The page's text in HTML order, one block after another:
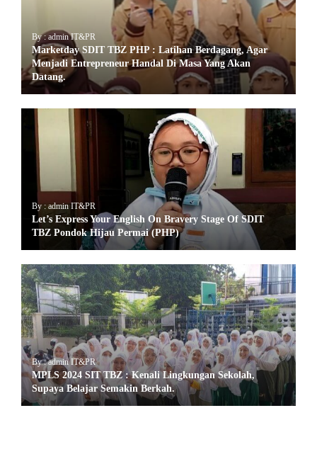
By : admin IT&PR
Marketday SDIT TBZ PHP : Latihan Berdagang, Agar
Menjadi Entrepreneur Handal Di Masa Yang Akan
Datang.
By : admin IT&PR
Let’s Express Your English On Bravery Stage Of SDIT
TBZ Pondok Hijau Permai (PHP)
By : admin IT&PR
MPLS 2024 SIT TBZ : Kenali Lingkungan Sekolah,
Supaya Belajar Semakin Berkah.